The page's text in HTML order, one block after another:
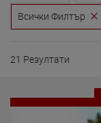
Всички Филтър
21 Резултати